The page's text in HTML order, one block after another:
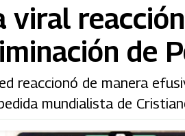
viral
de
reaccionó de manera
mundialista de